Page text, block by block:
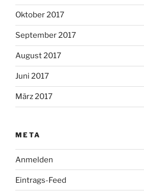
Oktober 2017
September 2017
August 2017
Juni 2017
März 2017
META
Anmelden
Eintrags-Feed